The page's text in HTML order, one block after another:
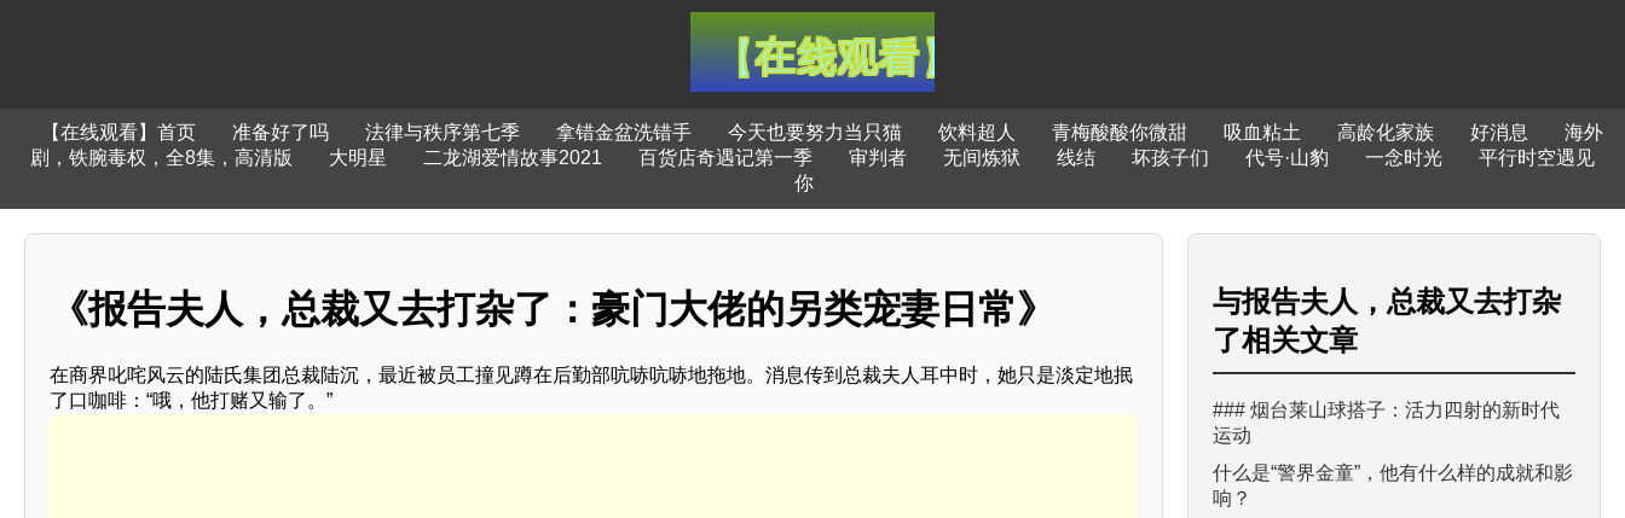
【在线观看】首页 准备好了吗 法律与秩序第七季 拿错金盆洗错手 今天也要努力当只猫 饮料超人 青梅酸酸你微甜 吸血粘土 高龄化家族 好消息
海外
剧，铁腕毒权，全8集，高清版
大明星 二龙湖爱情故事2021 百货店奇遇记第一季 审判者 无间炼狱 线结 坏孩子们 代号·山豹 一念时光
平行时空遇见
你
《报告夫人，总裁又去打杂了：豪门大佬的另类宠妻日常》
在商界叱咤风云的陆氏集团总裁陆沉，最近被员工撞见蹲在后勤部吭哧吭哧地拖地。消息传到总裁夫人耳中时，她只是淡定地抿
了口咖啡：“哦，他打赌又输了。”
与报告夫人，总裁又去打杂
了相关文章
### 烟台莱山球搭子：活力四射的新时代
运动
什么是“警界金童”，他有什么样的成就和影
响？